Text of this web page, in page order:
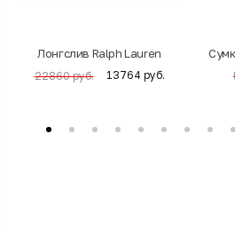
Лонгслив Ralph Lauren
22860 руб. 13764 руб.